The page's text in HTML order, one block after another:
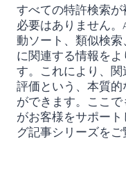
すべての特許検索
必要はありません
動ソート、類似検
に関連する情報を
す。これにより、
評価という、本質
ができます。ここ
がお客様をサポー
グ記事シリーズをご